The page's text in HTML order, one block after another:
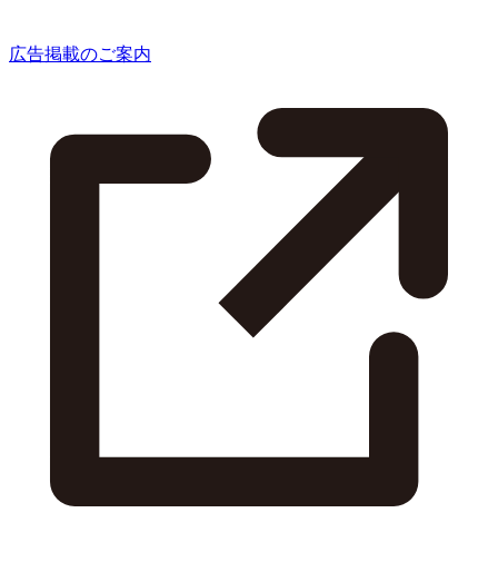
広告掲載のご案内